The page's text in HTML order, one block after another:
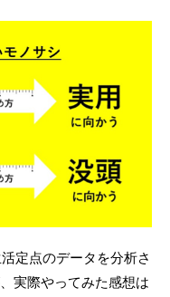
定点のデータを分析さ
実際やってみた感想は